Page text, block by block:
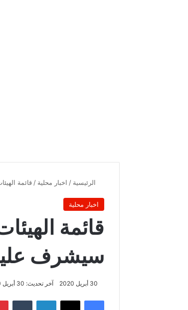
الرئيسية / اخبار محلية / قائمة
اخبار محلية
قائمة
سيشرف
30 أبريل 2020 آخر تحديث: 30 أبريل 2020
فيسبوك لينكدإن